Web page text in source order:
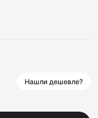
Нашли дешевле?